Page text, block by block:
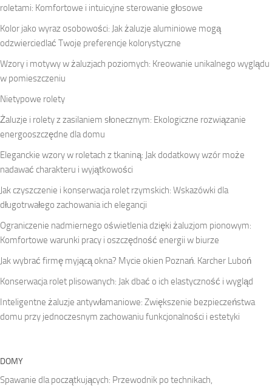
roletami: Komfortowe i intuicyjne sterowanie głosowe
Kolor jako wyraz osobowości: Jak żaluzje aluminiowe mogą
odzwierciedlać Twoje preferencje kolorystyczne
Wzory i motywy w żaluzjach poziomych: Kreowanie unikalnego wyglądu
w pomieszczeniu
Nietypowe rolety
Żaluzje i rolety z zasilaniem słonecznym: Ekologiczne rozwiązanie
energooszczędne dla domu
Eleganckie wzory w roletach z tkaniną: Jak dodatkowy wzór może
nadawać charakteru i wyjątkowości
Jak czyszczenie i konserwacja rolet rzymskich: Wskazówki dla
długotrwałego zachowania ich elegancji
Ograniczenie nadmiernego oświetlenia dzięki żaluzjom pionowym:
Komfortowe warunki pracy i oszczędność energii w biurze
Jak wybrać firmę myjącą okna? Mycie okien Poznań. Karcher Luboń
Konserwacja rolet plisowanych: Jak dbać o ich elastyczność i wygląd
Inteligentne żaluzje antywłamaniowe: Zwiększenie bezpieczeństwa
domu przy jednoczesnym zachowaniu funkcjonalności i estetyki
DOMY
Spawanie dla początkujących: Przewodnik po technikach,